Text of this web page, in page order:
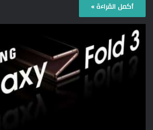
أكمل القراءة »